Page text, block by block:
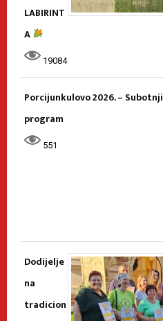
LABIRINT
A
19084
Porcijunkulovo 2026. – Subotnji
program
551
Dodijelje
na
tradicion